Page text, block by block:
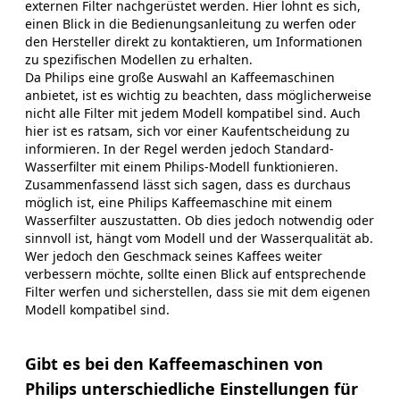
externen Filter nachgerüstet werden. Hier lohnt es sich,
einen Blick in die Bedienungsanleitung zu werfen oder
den Hersteller direkt zu kontaktieren, um Informationen
zu spezifischen Modellen zu erhalten.
Da Philips eine große Auswahl an Kaffeemaschinen
anbietet, ist es wichtig zu beachten, dass möglicherweise
nicht alle Filter mit jedem Modell kompatibel sind. Auch
hier ist es ratsam, sich vor einer Kaufentscheidung zu
informieren. In der Regel werden jedoch Standard-
Wasserfilter mit einem Philips-Modell funktionieren.
Zusammenfassend lässt sich sagen, dass es durchaus
möglich ist, eine Philips Kaffeemaschine mit einem
Wasserfilter auszustatten. Ob dies jedoch notwendig oder
sinnvoll ist, hängt vom Modell und der Wasserqualität ab.
Wer jedoch den Geschmack seines Kaffees weiter
verbessern möchte, sollte einen Blick auf entsprechende
Filter werfen und sicherstellen, dass sie mit dem eigenen
Modell kompatibel sind.
Gibt es bei den Kaffeemaschinen von
Philips unterschiedliche Einstellungen für